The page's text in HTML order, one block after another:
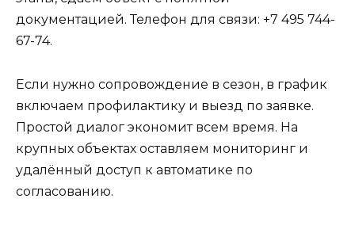
документацией. Телефон для связи: +7 495 744-
67-74.
Если нужно сопровождение в сезон, в график
включаем профилактику и выезд по заявке.
Простой диалог экономит всем время. На
крупных объектах оставляем мониторинг и
удалённый доступ к автоматике по
согласованию.